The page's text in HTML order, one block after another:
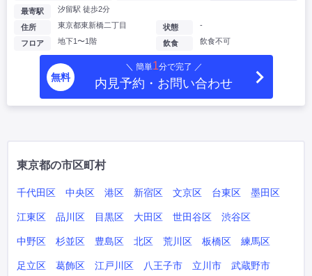
最寄駅 汐留駅 徒歩2分
住所 東京都東新橋二丁目
フロア 地下1〜1階
状態 -
飲食 飲食不可
無料
＼ 簡単1分で完了 ／
内見予約・お問い合わせ
東京都の市区町村
千代田区 中央区 港区 新宿区 文京区 台東区 墨田区
江東区 品川区 目黒区 大田区 世田谷区 渋谷区
中野区 杉並区 豊島区 北区 荒川区 板橋区 練馬区
足立区 葛飾区 江戸川区 八王子市 立川市 武蔵野市